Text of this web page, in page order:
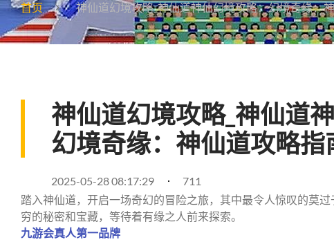
首页 神仙道幻境攻略_神仙道神仙幻境攻略：幻境奇缘：
神仙道幻境攻略_神仙道
幻境奇缘：神仙道攻略指
2025-05-28 08:17:29
711
踏入神仙道，开启一场奇幻的冒险之旅，其中最令人惊叹的莫
穷的秘密和宝藏，等待着有缘之人前来探索。
九游会真人第一品牌